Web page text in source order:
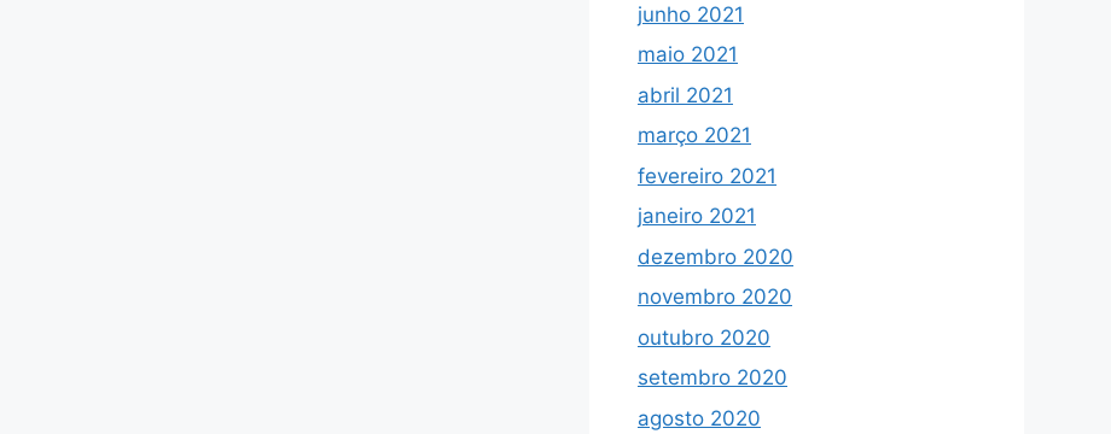
junho 2021
maio 2021
abril 2021
março 2021
fevereiro 2021
janeiro 2021
dezembro 2020
novembro 2020
outubro 2020
setembro 2020
agosto 2020